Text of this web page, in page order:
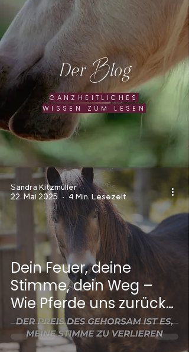
DerBlog
GANZHEITLICHES
WISSEN ZUM LESEN
Dein Feuer, deine
Stimme, dein Weg –
Wie Pferde uns zurück
zu unserem wahren
Selbstausdruck führen
Sandra Kitzmüller
22. Mai 2025
4 Min. Lesezeit